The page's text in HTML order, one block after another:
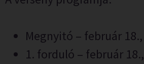
Megnyitó – február
1. forduló – február